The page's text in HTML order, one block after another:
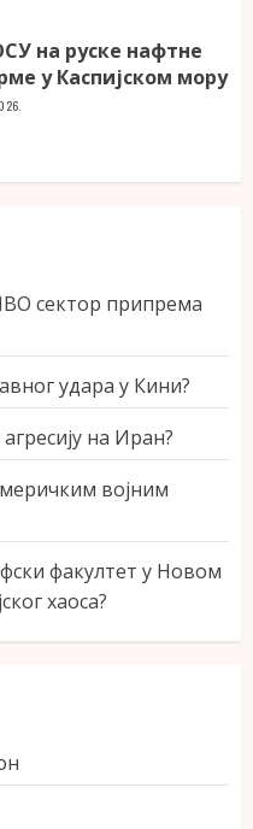
на руске нафтне
у Каспијском мору
сектор припрема
удара у Кини?
на Иран?
војним
факултет у Новом
хаоса?